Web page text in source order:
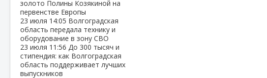
золото Полины Козякиной на
первенстве Европы
23 июля 14:05 Волгоградская
область передала технику и
оборудование в зону СВО
23 июля 11:56 До 300 тысяч и
стипендия: как Волгоградская
область поддерживает лучших
выпускников